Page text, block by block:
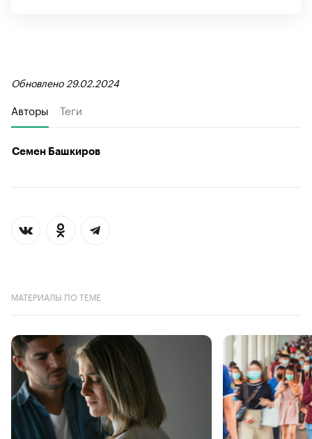
Обновлено 29.02.2024
Авторы Теги
Семен Башкиров
МАТЕРИАЛЫ ПО ТЕМЕ